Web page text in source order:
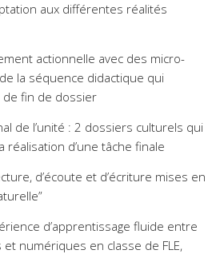
aux différentes réalités
actionnelle avec des micro-
la séquence didactique qui
fin de dossier
de l’unité : 2 dossiers culturels qui
réalisation d’une tâche finale
d’écoute et d’écriture mises en
d’apprentissage fluide entre
numériques en classe de FLE,